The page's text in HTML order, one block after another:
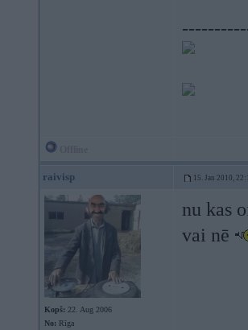
raivisp 15. Jan 2010,
Kopš: 22. Aug 2006
No: Rīga
nu kas
vai nē